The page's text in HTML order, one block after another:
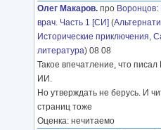
Олег Макаров. про Воронцов:
врач. Часть 1 [СИ] (
Исторические приключения,
литература) 08 08
Такое впечатление, что писал
ИИ.
Но утверждать не берусь. И
страниц тоже
Оценка: нечитаемо